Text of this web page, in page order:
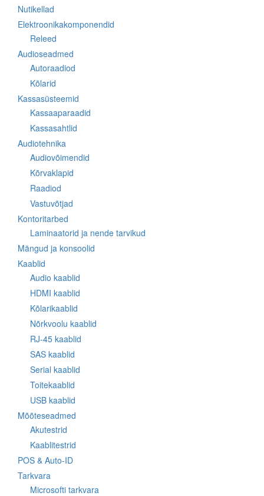
Nutikellad
Elektroonikakomponendid
Releed
Audioseadmed
Autoraadiod
Kõlarid
Kassasüsteemid
Kassaaparaadid
Kassasahtlid
Audiotehnika
Audiovõimendid
Kõrvaklapid
Raadiod
Vastuvõtjad
Kontoritarbed
Laminaatorid ja nende tarvikud
Mängud ja konsoolid
Kaablid
Audio kaablid
HDMI kaablid
Kõlarikaablid
Nõrkvoolu kaablid
RJ-45 kaablid
SAS kaablid
Serial kaablid
Toitekaablid
USB kaablid
Mõõteseadmed
Akutestrid
Kaablitestrid
POS & Auto-ID
Tarkvara
Microsofti tarkvara